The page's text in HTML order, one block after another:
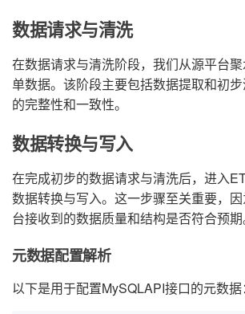
数据请求与清洗
在数据请求与清洗阶段，我们从源平台
单数据。该阶段主要包括数据提取和初
的完整性和一致性。
数据转换与写入
在完成初步的数据请求与清洗后，进入
数据转换与写入。这一步骤至关重要，
台接收到的数据质量和结构是否符合预期
元数据配置解析
以下是用于配置MySQLAPI接口的元数据：